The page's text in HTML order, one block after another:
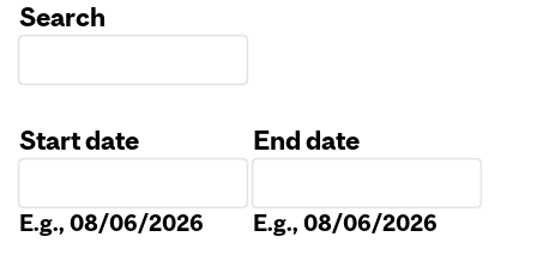
Search
Start date
E.g., 08/06/2026
End date
E.g., 08/06/2026